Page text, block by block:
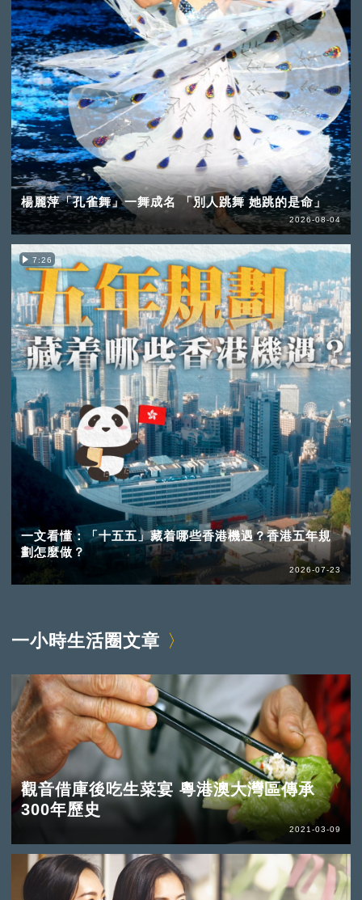
楊麗萍「孔雀舞」一舞成名 「別人跳舞 她跳的是命」
2026-08-04
7:26
一文看懂：「十五五」藏着哪些香港機遇？香港五年規
劃怎麼做？
2026-07-23
一小時生活圈文章
觀音借庫後吃生菜宴 粵港澳大灣區傳承
300年歷史
2021-03-09